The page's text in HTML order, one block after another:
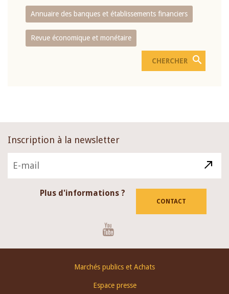
Annuaire des banques et établissements financiers
Revue économique et monétaire
Inscription à la newsletter
Plus d'informations ?
CONTACT
Marchés publics et Achats
Espace presse